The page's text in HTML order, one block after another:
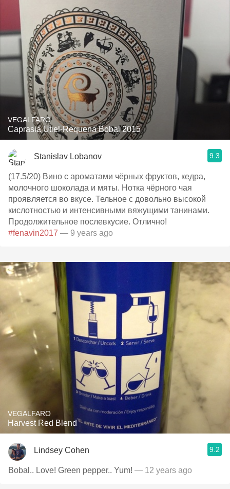
VEGALFARO
Caprasia Utiel-Requena Bobal 2015
Stanislav Lobanov 9.3
(17.5/20) Вино с ароматами чёрных фруктов, кедра,
молочного шоколада и мяты. Нотка чёрного чая
проявляется во вкусе. Тельное с довольно высокой
кислотностью и интенсивными вяжущими танинами.
Продолжительное послевкусие. Отлично!
#fenavin2017 — 9 years ago
VEGALFARO
Harvest Red Blend
Lindsey Cohen 9.2
Bobal.. Love! Green pepper.. Yum! — 12 years ago